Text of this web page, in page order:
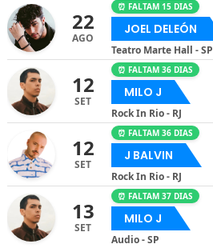
22
AGO
⏰ FALTAM 15 DIAS
JOEL DELEÓN
Teatro Marte Hall - SP
12
SET
⏰ FALTAM 36 DIAS
MILO J
Rock In Rio - RJ
12
SET
⏰ FALTAM 36 DIAS
J BALVIN
Rock In Rio - RJ
13
SET
⏰ FALTAM 37 DIAS
MILO J
Audio - SP